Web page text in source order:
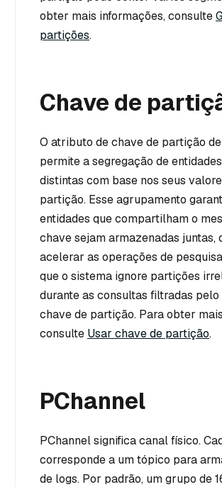
obter mais informações, consulte
partições.
Chave de
O atributo de chave de partição
permite a segregação de
distintas com base nos seus
partição. Esse agrupamento
entidades que compartilham o
chave sejam armazenadas juntas,
acelerar as operações de
que o sistema ignore partições
durante as consultas filtradas
chave de partição. Para obter
consulte Usar chave de partição.
PChannel
PChannel significa canal físico.
corresponde a um tópico para
de logs. Por padrão, um grupo de